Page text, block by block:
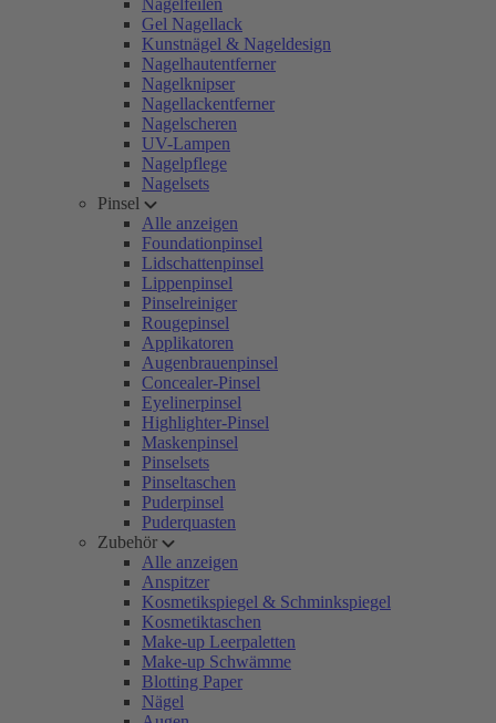
Nagelfeilen
Gel Nagellack
Kunstnägel & Nageldesign
Nagelhautentferner
Nagelknipser
Nagellackentferner
Nagelscheren
UV-Lampen
Nagelpflege
Nagelsets
Pinsel
Alle anzeigen
Foundationpinsel
Lidschattenpinsel
Lippenpinsel
Pinselreiniger
Rougepinsel
Applikatoren
Augenbrauenpinsel
Concealer-Pinsel
Eyelinerpinsel
Highlighter-Pinsel
Maskenpinsel
Pinselsets
Pinseltaschen
Puderpinsel
Puderquasten
Zubehör
Alle anzeigen
Anspitzer
Kosmetikspiegel & Schminkspiegel
Kosmetiktaschen
Make-up Leerpaletten
Make-up Schwämme
Blotting Paper
Nägel